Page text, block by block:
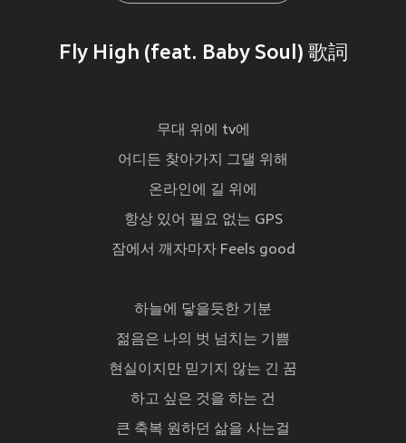
Fly High (feat. Baby Soul) 歌詞
무대 위에 tv에
어디든 찾아가지 그댈 위해
온라인에 길 위에
항상 있어 필요 없는 GPS
잠에서 깨자마자 Feels good
하늘에 닿을듯한 기분
젊음은 나의 벗 넘치는 기쁨
현실이지만 믿기지 않는 긴 꿈
하고 싶은 것을 하는 건
큰 축복 원하던 삶을 사는걸